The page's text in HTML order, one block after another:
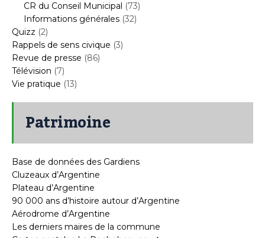
CR du Conseil Municipal (73)
Informations générales (32)
Quizz (2)
Rappels de sens civique (3)
Revue de presse (86)
Télévision (7)
Vie pratique (13)
Patrimoine
Base de données des Gardiens
Cluzeaux d’Argentine
Plateau d’Argentine
90 000 ans d’histoire autour d’Argentine
Aérodrome d’Argentine
Les derniers maires de la commune